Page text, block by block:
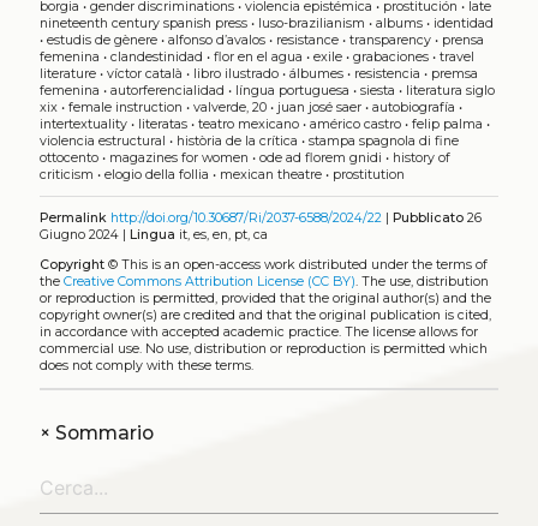
borgia • gender discriminations• violencia epistémica • prostitución • late
nineteenth century spanish press• luso-brazilianism • albums• identidad
• estudis de gènere• alfonso d’avalos• resistance• transparency• prensa
femenina • clandestinidad • flor en el agua • exile• grabaciones• travel
literature• víctor català • libro ilustrado• álbumes• resistencia • premsa
femenina • autorferencialidad • língua portuguesa • siesta • literatura siglo
xix• female instruction • valverde, 20• juan josé saer• autobiografía •
intertextuality• literatas• teatro mexicano• américo castro• felip palma •
violencia estructural • història de la crítica • stampa spagnola di fine
ottocento• magazines for women • ode ad florem gnidi • history of
criticism • elogio della follia • mexican theatre• prostitution
Permalink http://doi.org/10.30687/Ri/2037-6588/2024/22| Pubblicato26
Giugno 2024 | Lingua it, es, en, pt, ca
Copyright© This is an open-access work distributed under the terms of
the Creative Commons Attribution License (CC BY). The use, distribution
or reproduction is permitted, provided that the original author(s) and the
copyright owner(s) are credited and that the original publication is cited,
in accordance with accepted academic practice. The license allows for
commercial use. No use, distribution or reproduction is permitted which
does not comply with these terms.
+Sommario